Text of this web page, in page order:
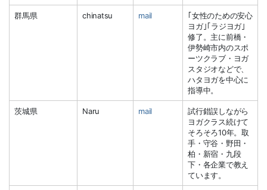
群馬県 chinatsu mail
｢女性のための安心
ヨガ｣｢ラジヨガ｣
修了。主に前橋・
伊勢崎市内のスポ
ーツクラブ・ヨガ
スタジオなどで、
ハタヨガを中心に
指導中。
茨城県 Naru mail
試行錯誤しながら
ヨガクラス続けて
そろそろ10年。取
手・守谷・野田・
柏・新宿・九段
下・各企業で教え
ています。